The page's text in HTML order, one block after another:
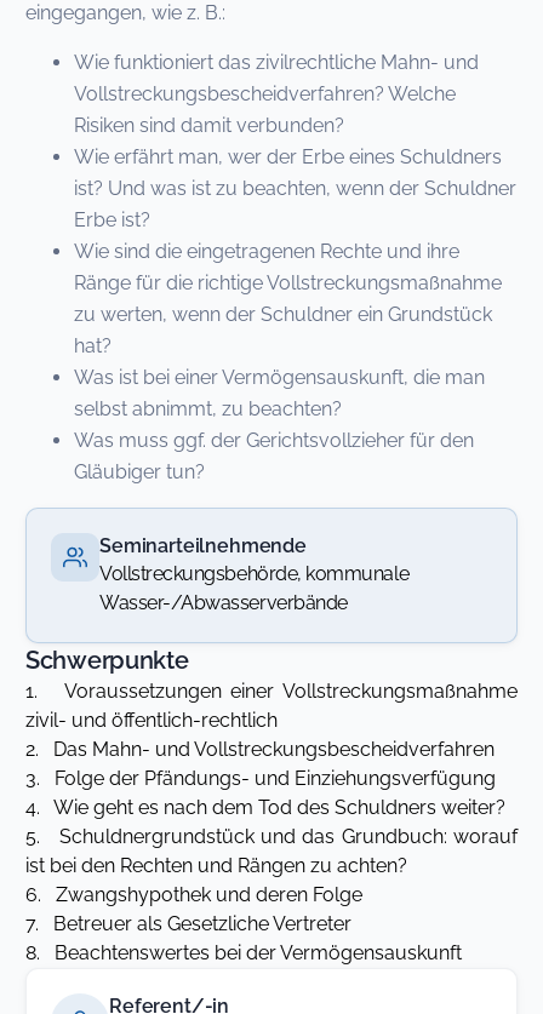
eingegangen, wie z. B.:
Wie funktioniert das zivilrechtliche Mahn- und
Vollstreckungsbescheidverfahren? Welche
Risiken sind damit verbunden?
Wie erfährt man, wer der Erbe eines Schuldners
ist? Und was ist zu beachten, wenn der Schuldner
Erbe ist?
Wie sind die eingetragenen Rechte und ihre
Ränge für die richtige Vollstreckungsmaßnahme
zu werten, wenn der Schuldner ein Grundstück
hat?
Was ist bei einer Vermögensauskunft, die man
selbst abnimmt, zu beachten?
Was muss ggf. der Gerichtsvollzieher für den
Gläubiger tun?
Seminarteilnehmende
Vollstreckungsbehörde, kommunale
Wasser-/Abwasserverbände
Schwerpunkte
1. Voraussetzungen einer Vollstreckungsmaßnahme
zivil- und öffentlich-rechtlich
2. Das Mahn- und Vollstreckungsbescheidverfahren
3. Folge der Pfändungs- und Einziehungsverfügung
4. Wie geht es nach dem Tod des Schuldners weiter?
5. Schuldnergrundstück und das Grundbuch: worauf
ist bei den Rechten und Rängen zu achten?
6. Zwangshypothek und deren Folge
7. Betreuer als Gesetzliche Vertreter
8. Beachtenswertes bei der Vermögensauskunft
Referent/-in